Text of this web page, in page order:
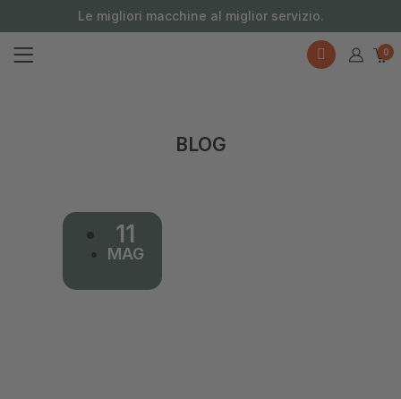
Le migliori macchine al miglior servizio.
0
BLOG
11
MAG